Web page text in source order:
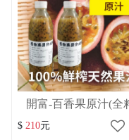
開富-百香果原汁(全
$ 210元